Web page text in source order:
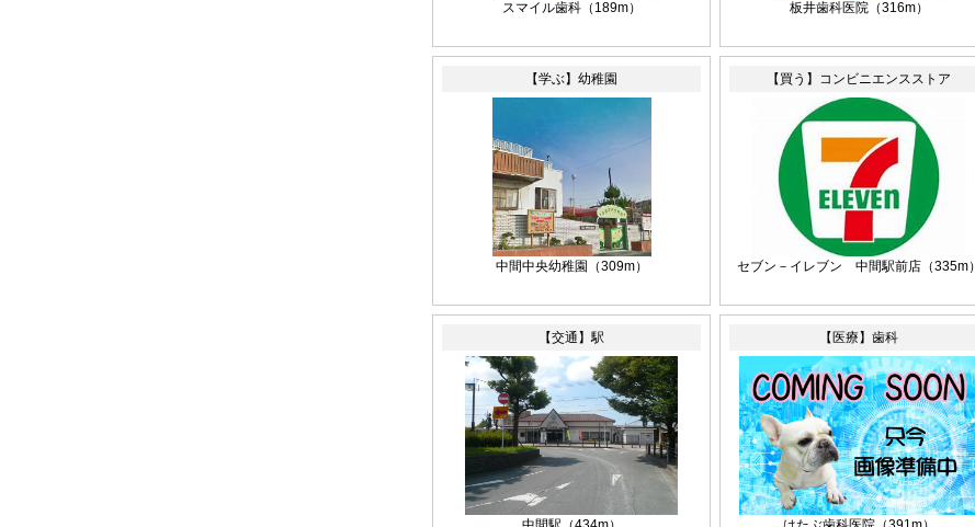
スマイル歯科（189m） 板井歯科医院（316m）
【学ぶ】幼稚園
中間中央幼稚園 （309m）
【買う】コンビニエンスストア
セブン－イレブン 中間駅前店（335m）
【交通】駅 【医療】歯科